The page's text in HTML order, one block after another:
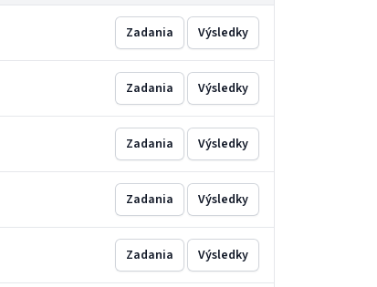
Zadania Výsledky
Zadania Výsledky
Zadania Výsledky
Zadania Výsledky
Zadania Výsledky